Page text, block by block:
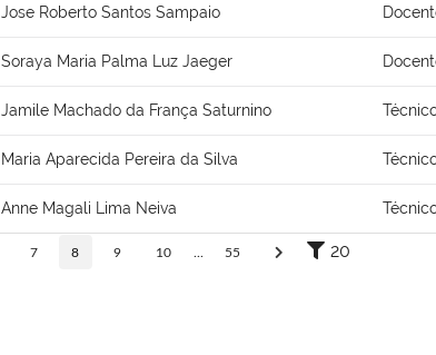
Jose Roberto Santos Sampaio
Soraya Maria Palma Luz Jaeger
Jamile Machado da França Saturnino
Maria Aparecida Pereira da Silva
Anne Magali Lima Neiva
7 8 9 10 55 20